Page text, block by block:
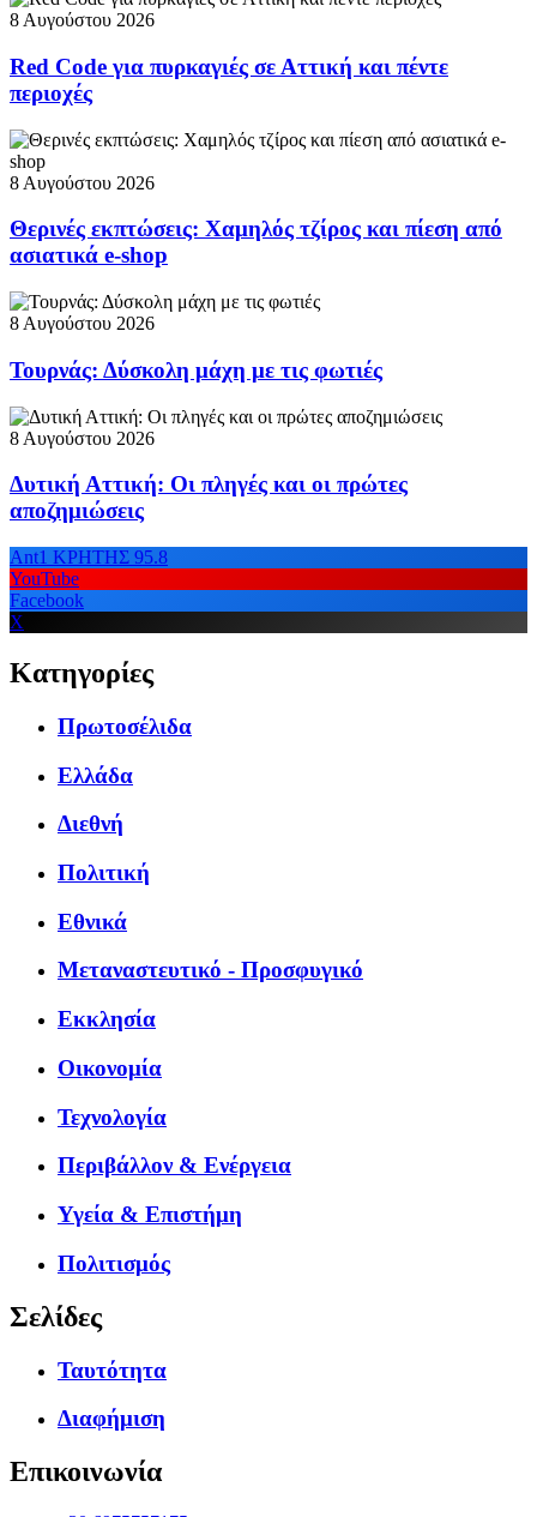
8 Αυγούστου 2026
Red Code για πυρκαγιές σε Αττική και πέντε
περιοχές
8 Αυγούστου 2026
Θερινές εκπτώσεις: Χαμηλός τζίρος και πίεση από
ασιατικά e-shop
8 Αυγούστου 2026
Τουρνάς: Δύσκολη μάχη με τις φωτιές
8 Αυγούστου 2026
Δυτική Αττική: Οι πληγές και οι πρώτες
αποζημιώσεις
Ant1 ΚΡΗΤΗΣ 95.8
YouTube
Facebook
X
Κατηγορίες
Πρωτοσέλιδα
Ελλάδα
Διεθνή
Πολιτική
Εθνικά
Μεταναστευτικό - Προσφυγικό
Εκκλησία
Οικονομία
Τεχνολογία
Περιβάλλον & Ενέργεια
Υγεία & Επιστήμη
Πολιτισμός
Σελίδες
Ταυτότητα
Διαφήμιση
Επικοινωνία